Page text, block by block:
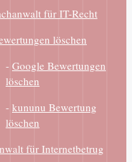
für IT-Recht
löschen
- Google Bewertungen
löschen
- kununu Bewertung
löschen
für Internetbetrug